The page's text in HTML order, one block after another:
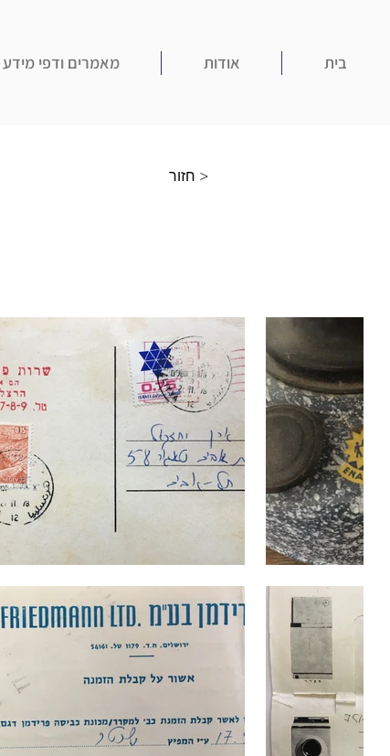
בית אודות מאמרים ודפי מידע
חזור >